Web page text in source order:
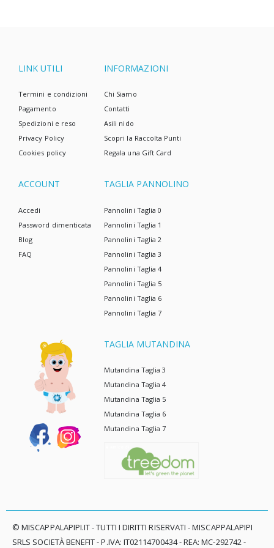
LINK UTILI
Termini e condizioni
Pagamento
Spedizioni e reso
Privacy Policy
Cookies policy
INFORMAZIONI
Chi Siamo
Contatti
Asili nido
Scopri la Raccolta Punti
Regala una Gift Card
ACCOUNT
Accedi
Password dimenticata
Blog
FAQ
TAGLIA PANNOLINO
Pannolini Taglia 0
Pannolini Taglia 1
Pannolini Taglia 2
Pannolini Taglia 3
Pannolini Taglia 4
Pannolini Taglia 5
Pannolini Taglia 6
Pannolini Taglia 7
TAGLIA MUTANDINA
Mutandina Taglia 3
Mutandina Taglia 4
Mutandina Taglia 5
Mutandina Taglia 6
Mutandina Taglia 7
© MISCAPPALAPIPI.IT - TUTTI I DIRITTI RISERVATI - MISCAPPALAPIPI
SRLS SOCIETÀ BENEFIT - P.IVA: IT02114700434 - REA: MC-292742 -